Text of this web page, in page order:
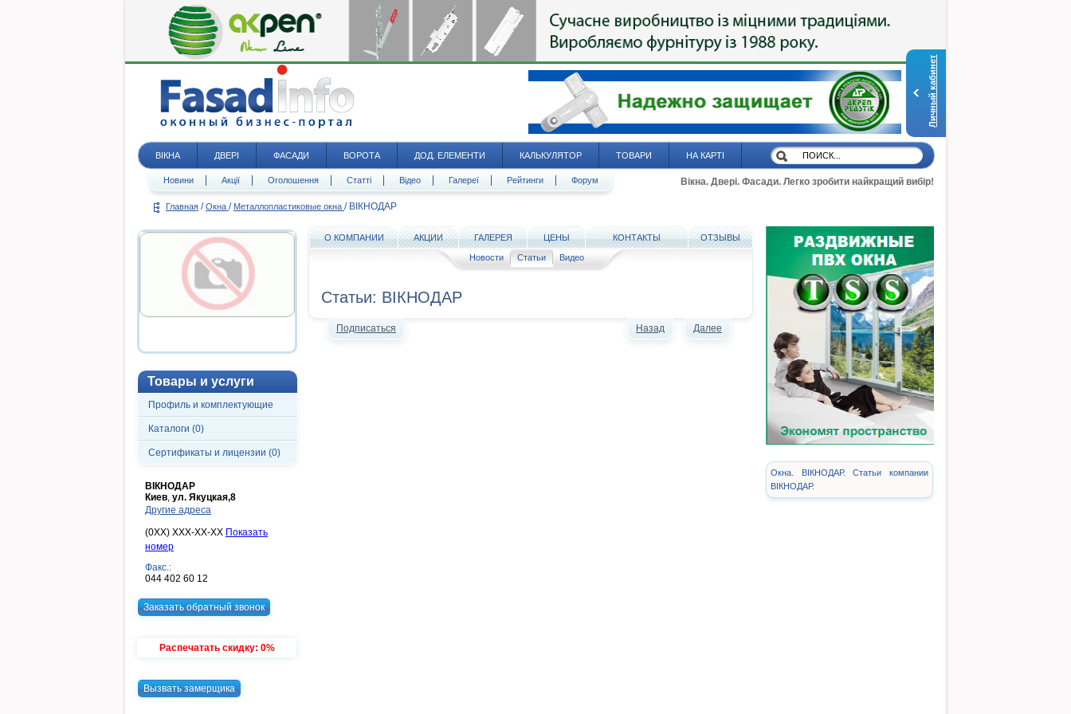
Личный кабинет
ВІКНА ДВЕРІ ФАСАДИ ВОРОТА ДОД. ЕЛЕМЕНТИ КАЛЬКУЛЯТОР ТОВАРИ НА КАРТІ
Новини Акції Оголошення Статті Відео Галереї Рейтинги Форум Вікна. Двері. Фасади. Легко зробити найкращий вибір!
Главная / Окна / Металлопластиковые окна / ВІКНОДАР
Товары и услуги
Профиль и комплектующие
Каталоги (0)
Сертификаты и лицензии (0)
ВІКНОДАР
Киев, ул. Якуцкая,8
Другие адреса
(0XX) XXX-XX-XX Показать
номер
Факс.:
044 402 60 12
Заказать обратный звонок
Распечатать скидку: 0%
Вызвать замерщика
О КОМПАНИИ АКЦИИ ГАЛЕРЕЯ ЦЕНЫ КОНТАКТЫ ОТЗЫВЫ
Новости Статьи Видео
Статьи: ВІКНОДАР
Подписаться Назад Далее
Окна. ВІКНОДАР. Статьи компании
ВІКНОДАР.